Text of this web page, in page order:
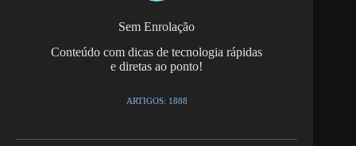
Sem Enrolação
Conteúdo com dicas de tecnologia rápidas
e diretas ao ponto!
ARTIGOS: 1888